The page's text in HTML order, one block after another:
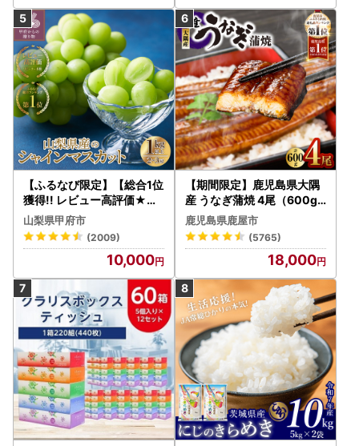
【ふるなび限定】【総合1位
獲得!! レビュー高評価★】
〈2026年度配送分〉山梨
県産 シャインマスカット 2
～3房（1.0kg以上）シャイ
ン フルーツ FN-Limited-S
P
山梨県甲府市
(2009)
10,000
【期間限定】鹿児島県大隅
産 うなぎ蒲焼 4尾（600g
） KN007-004-04-cp18
うなぎ 鰻 魚 惣菜 総菜
鹿児島県鹿屋市
(5765)
18,000